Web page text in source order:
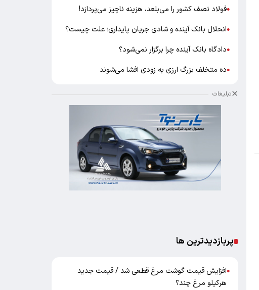
●فولاد نصف کشور را می‌بلعد، هزینه ناچیز می‌پردازد!
●انحلال بانک آینده و شادی جریان پایداری؛ علت چیست؟
●دادگاه بانک آینده چرا برگزار نمی‌شود؟
●ده متخلف بزرگ ارزی به زودی افشا می‌شوند
تبلیغات
پربازدیدترین ها
●افزایش قیمت گوشت مرغ قطعی شد / قیمت جدید
هرکیلو مرغ چند؟